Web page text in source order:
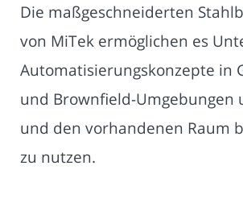
Die maßgeschneiderten
von MiTek ermöglichen es
Automatisierungskonzepte in
und Brownfield-Umgebungen
und den vorhandenen Raum
zu nutzen.